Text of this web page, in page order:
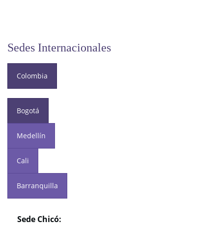
Sedes Internacionales
Colombia
Bogotá
Medellín
Cali
Barranquilla
Sede Chicó: